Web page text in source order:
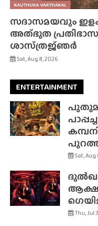
KAUTHUKA VARTHAKAL
സദാസമയവും
അത്‌ഭുത
ശാസ്‌ത്രജ്‌ഞർ
Sat, Aug 8, 2026
ENTERTAINMENT
Sat, Aug
Thu, Jul